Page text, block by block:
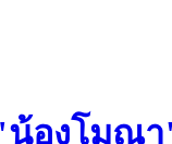
องโมณา